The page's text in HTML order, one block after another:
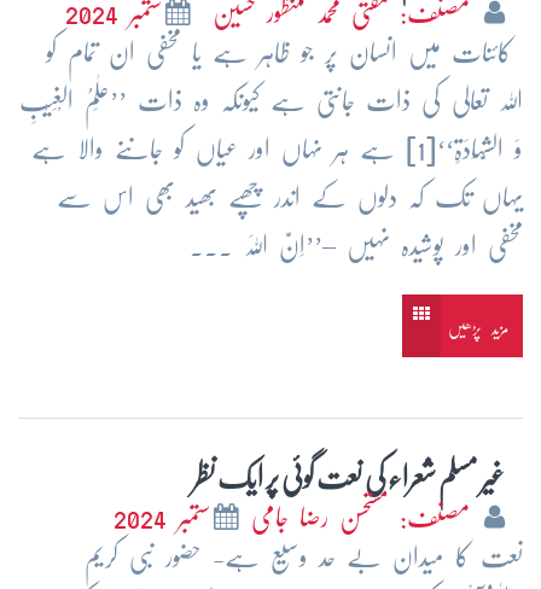
مصنف: مفتی محمد منظور حسین
ستمبر 2024
کائنات میں انسان پر جو ظاہر ہے یا مخفی ان تمام کو
اللہ تعالی کی ذات جانتی ہے کیونکہ وہ ذات ’’عٰلِمُ الْغَیْبِ
وَ الشَّہَادَۃِ‘‘[1] ہے ہر نہاں اور عیاں کو جاننے والا ہے
یہاں تک کہ دلوں کے اندر چھپے بھید بھی اس سے
مخفی اور پوشیدہ نہیں –’’اِنَّ اللہَ ...
مزید پڑھیں
غیر مسلم شعراء کی نعت گوئی پر ایک نظر
مصنف: مستحسن رضا جامی
ستمبر 2024
نعت کا میدان بے حد وسیع ہے- حضور نبی کریم